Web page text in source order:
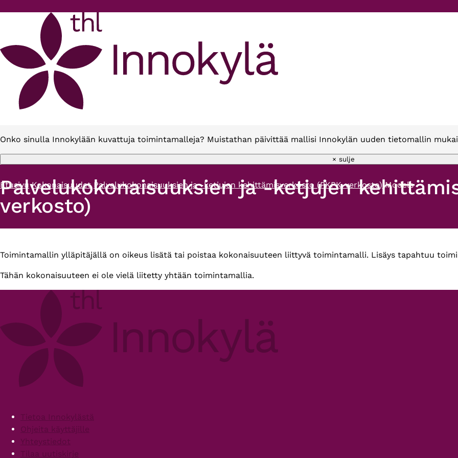
Onko sinulla Innokylään kuvattuja toimintamalleja? Muistathan päivittää mallisi Innokylän uuden tietomallin
× sulje
Murupolku
Etusivu Kokonaisuudet Palvelukokonaisuuksien ja -ketjujen kehittämisverkosto (PKPK-verkosto) Models
Palvelukokonaisuuksien ja -ketjujen
verkosto)
Primary
tabs
Toimintamallin ylläpitäjällä on oikeus lisätä tai poistaa kokonaisuuteen liittyvä toimintamalli. Lisäys tapahtuu
Tähän kokonaisuuteen ei ole vielä liitetty yhtään toimintamallia.
FooterTietoa Innokylästä
Ohjeita käyttäjille
Yhteystiedot
Tilaa uutiskirje